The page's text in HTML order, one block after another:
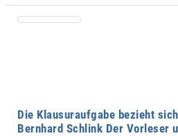
Die Klausuraufgabe bezieht
Bernhard Schlink Der Vorleser